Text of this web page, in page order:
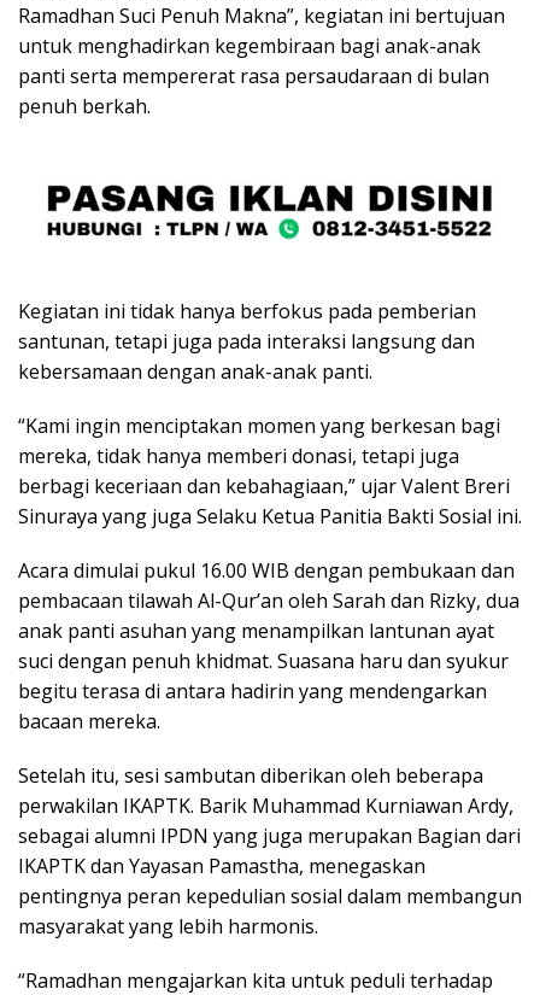
Ramadhan Suci Penuh Makna”, kegiatan ini bertujuan
untuk menghadirkan kegembiraan bagi anak-anak
panti serta mempererat rasa persaudaraan di bulan
penuh berkah.
Kegiatan ini tidak hanya berfokus pada pemberian
santunan, tetapi juga pada interaksi langsung dan
kebersamaan dengan anak-anak panti.
“Kami ingin menciptakan momen yang berkesan bagi
mereka, tidak hanya memberi donasi, tetapi juga
berbagi keceriaan dan kebahagiaan,” ujar Valent Breri
Sinuraya yang juga Selaku Ketua Panitia Bakti Sosial ini.
Acara dimulai pukul 16.00 WIB dengan pembukaan dan
pembacaan tilawah Al-Qur’an oleh Sarah dan Rizky, dua
anak panti asuhan yang menampilkan lantunan ayat
suci dengan penuh khidmat. Suasana haru dan syukur
begitu terasa di antara hadirin yang mendengarkan
bacaan mereka.
Setelah itu, sesi sambutan diberikan oleh beberapa
perwakilan IKAPTK. Barik Muhammad Kurniawan Ardy,
sebagai alumni IPDN yang juga merupakan Bagian dari
IKAPTK dan Yayasan Pamastha, menegaskan
pentingnya peran kepedulian sosial dalam membangun
masyarakat yang lebih harmonis.
“Ramadhan mengajarkan kita untuk peduli terhadap